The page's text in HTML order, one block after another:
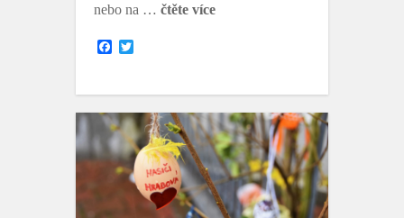
nebo na … čtěte více
o
o
k
e
r